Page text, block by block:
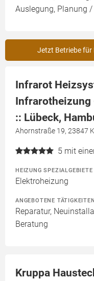
Auslegung, Planung
Jetzt Betriebe für
Infrarot
Infrarotheizung
:: Lübeck,
Ahornstraße 19, 23847
5 mit
HEIZUNG SPEZIALGEBIETE
Elektroheizung
ANGEBOTENE TÄTIGKEITEN
Reparatur,
Beratung
Kruppa